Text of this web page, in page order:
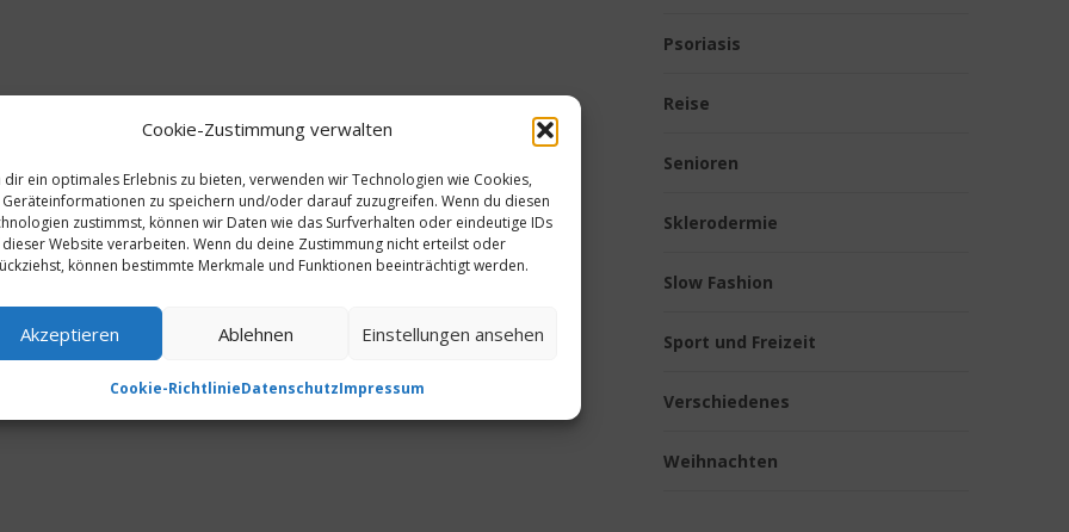
Cookie-Zustimmung verwalten
dir ein optimales Erlebnis zu bieten, verwenden wir Technologien wie Cookies,
Geräteinformationen zu speichern und/oder darauf zuzugreifen. Wenn du diesen
zustimmst, können wir Daten wie das Surfverhalten oder eindeutige IDs
dieser Website verarbeiten. Wenn du deine Zustimmung nicht erteilst oder
können bestimmte Merkmale und Funktionen beeinträchtigt werden.
Akzeptieren Ablehnen Einstellungen ansehen
Cookie-RichtlinieDatenschutzImpressum
Psoriasis
Reise
Senioren
Sklerodermie
Slow Fashion
Sport und Freizeit
Verschiedenes
Weihnachten